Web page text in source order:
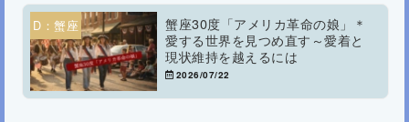
D：蟹座
蟹座30度「アメリカ革命の娘」＊
愛する世界を見つめ直す～愛着と
現状維持を越えるには
2026/07/22